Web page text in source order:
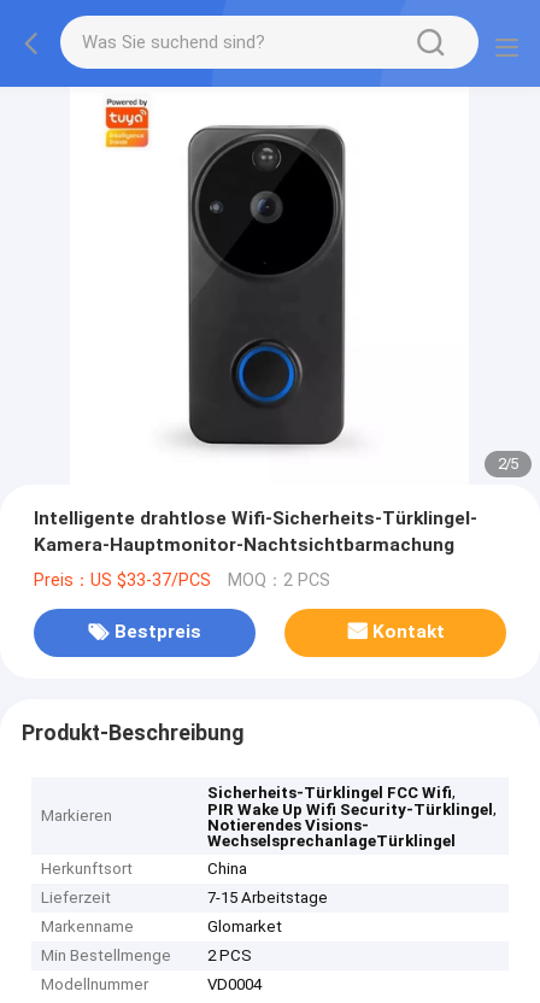
2/5
Intelligente drahtlose Wifi-Sicherheits-Türklingel-
Kamera-Hauptmonitor-Nachtsichtbarmachung
Preis：US $33-37/PCS MOQ：2 PCS
Bestpreis Kontakt
Produkt-Beschreibung
Markieren
Sicherheits-Türklingel FCC Wifi,
PIR Wake Up Wifi Security-Türklingel,
Notierendes Visions-
WechselsprechanlageTürklingel
Herkunftsort
China
Lieferzeit
7-15 Arbeitstage
Markenname
Glomarket
Min Bestellmenge
2 PCS
Modellnummer
VD0004